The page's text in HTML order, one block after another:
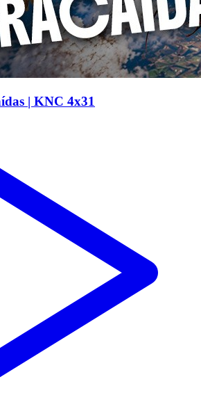
| KNC 4x31